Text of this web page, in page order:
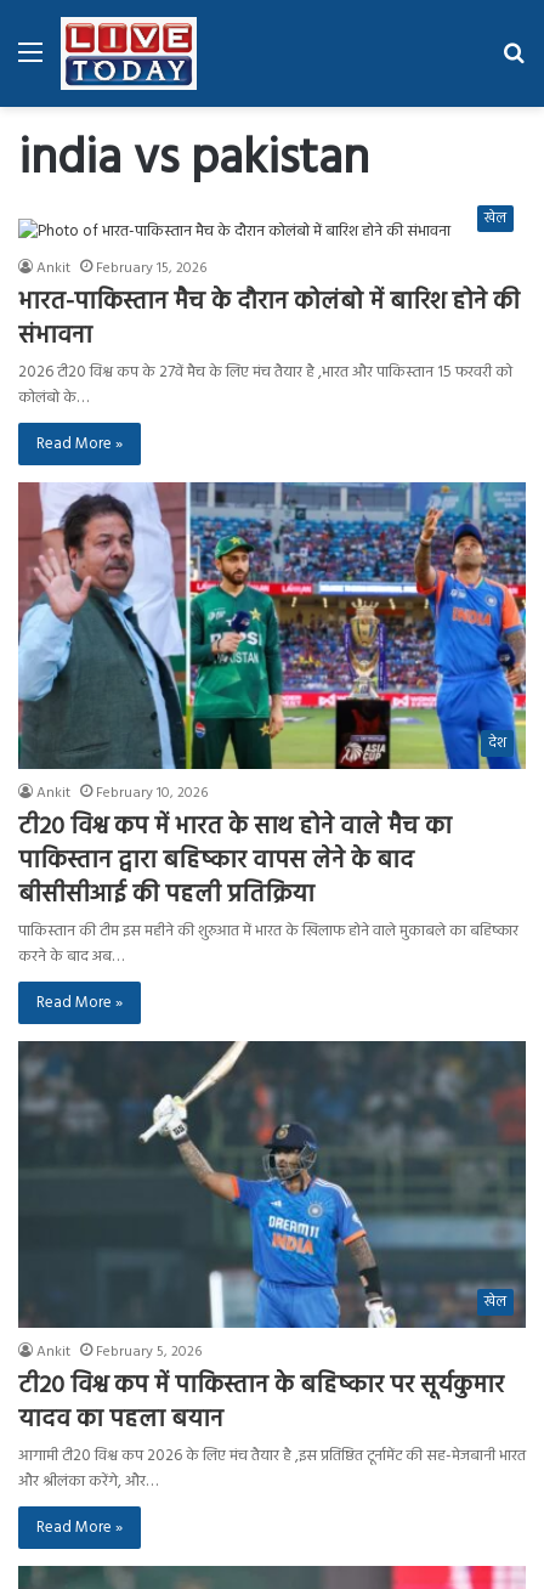
Menu
india vs pakistan
खेल
Ankit February 15, 2026
भारत-पाकिस्तान मैच के दौरान कोलंबो में बारिश होने की
संभावना
2026 टी20 विश्व कप के 27वें मैच के लिए मंच तैयार है ,भारत और पाकिस्तान 15 फरवरी को
कोलंबो के…
Read More »
देश
Ankit February 10, 2026
टी20 विश्व कप में भारत के साथ होने वाले मैच का
पाकिस्तान द्वारा बहिष्कार वापस लेने के बाद
बीसीसीआई की पहली प्रतिक्रिया
पाकिस्तान की टीम इस महीने की शुरुआत में भारत के खिलाफ होने वाले मुकाबले का बहिष्कार
करने के बाद अब…
Read More »
खेल
Ankit February 5, 2026
टी20 विश्व कप में पाकिस्तान के बहिष्कार पर सूर्यकुमार
यादव का पहला बयान
आगामी टी20 विश्व कप 2026 के लिए मंच तैयार है ,इस प्रतिष्ठित टूर्नामेंट की सह-मेजबानी भारत
और श्रीलंका करेंगे, और…
Read More »